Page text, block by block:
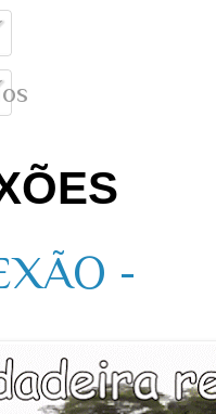
-